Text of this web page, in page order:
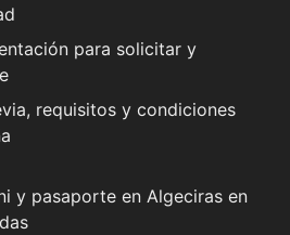
para solicitar y
requisitos y condiciones
y pasaporte en Algeciras en